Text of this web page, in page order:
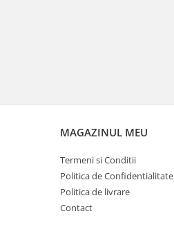
MAGAZINUL MEU
Termeni si Conditii
Politica de Confidentialitate
Politica de livrare
Contact